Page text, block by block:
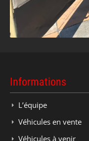
Informations
L’équipe
Véhicules en vente
Véhicules à venir